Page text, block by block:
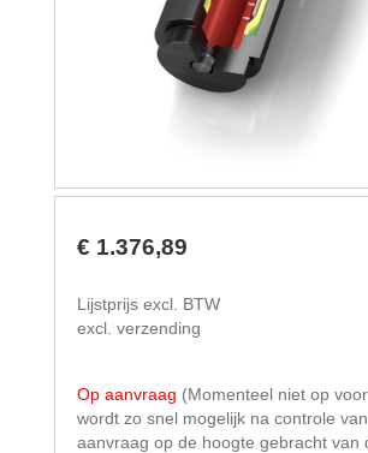
€ 1.376,89
Lijstprijs excl. BTW
excl. verzending
Op aanvraag (Momenteel niet op
wordt zo snel mogelijk na controle
aanvraag op de hoogte gebracht van